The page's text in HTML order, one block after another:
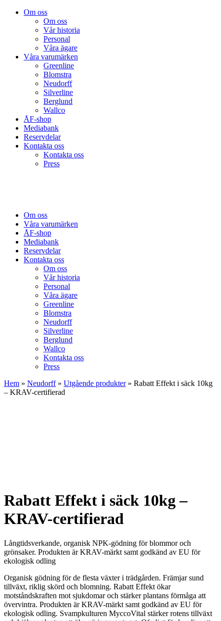
Om oss
Om oss
Vår historia
Personal
Våra ägare
Våra varumärken
Greenline
Blomstra
Neudorff
Silverline
Berglund
Wallco
ÅF-shop
Mediabank
Reservdelar
Kontakta oss
Kontakta oss
Press
Om oss
Våra varumärken
ÅF-shop
Mediabank
Reservdelar
Kontakta oss
Om oss
Vår historia
Personal
Våra ägare
Greenline
Blomstra
Neudorff
Silverline
Berglund
Wallco
Kontakta oss
Press
Hem » Neudorff» Utgående produkter» Rabatt Effekt i säck 10kg
– KRAV-certifierad
Rabatt Effekt i säck 10kg –
KRAV-certifierad
Långtidsverkande, organisk NPK-gödning för blommor och
grönsaker. Produkten är KRAV-märkt samt godkänd av EU för
ekologisk odling
Organisk gödning för de flesta växter i trädgården. Främjar sund
tillväxt, riklig skörd och blomning. Rabatt Effekt ökar
motståndskraften mot sjukdomar och stärker plantans förmåga att
övervintra. Produkten är KRAV-märkt samt godkänd av EU för
ekologisk odling. Svampkulturen MyccoVital stärker rotens tillväxt